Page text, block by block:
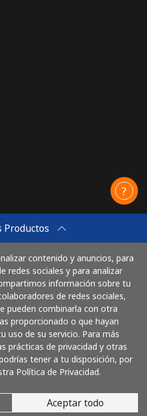
Productos
contenido y anuncios, para
redes sociales y para analizar
información sobre tu
de redes sociales,
pueden combinarla con otra
proporcionado o que hayan
uso de su servicio. Para más
prácticas de privacidad y otras
tener a tu disposición, por
Política de Privacidad.
Aceptar todo
con